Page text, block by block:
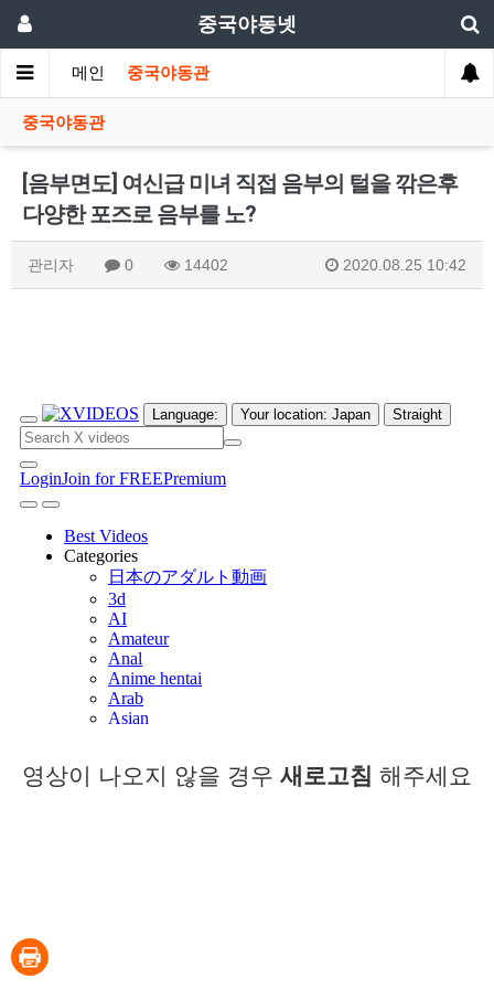
중국야동넷
메인 중국야동관
중국야동관
[음부면도] 여신급 미녀 직접 음부의 털을 깎은후
다양한 포즈로 음부를 노?
관리자 0 14402 2020.08.25 10:42
영상이 나오지 않을 경우 새로고침 해주세요